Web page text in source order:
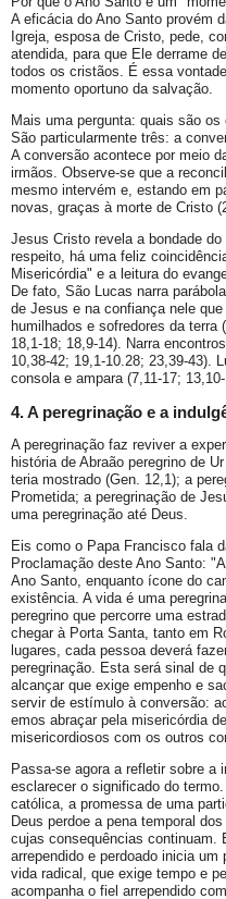
A eficácia do Ano Santo provém
Igreja, esposa de Cristo, pede,
atendida, para que Ele derrame
todos os cristãos. É essa
momento oportuno da salvação.
Mais uma pergunta: quais são
São particularmente três: a
A conversão acontece por meio
irmãos. Observe-se que a
mesmo intervém e, estando em
novas, graças à morte de Cristo
Jesus Cristo revela a bondade
respeito, há uma feliz
Misericórdia" e a leitura do
De fato, São Lucas narra
de Jesus e na confiança nele
humilhados e sofredores da terra
18,1-18; 18,9-14). Narra
10,38-42; 19,1-10.28; 23,39-43).
consola e ampara (7,11-17;
4. A peregrinação e a
A peregrinação faz reviver a
história de Abraão peregrino de
teria mostrado (Gen. 12,1); a
Prometida; a peregrinação de
uma peregrinação até Deus.
Eis como o Papa Francisco fala
Proclamação deste Ano Santo:
Ano Santo, enquanto ícone do
existência. A vida é uma
peregrino que percorre uma
chegar à Porta Santa, tanto em
lugares, cada pessoa deverá
peregrinação. Esta será sinal de
alcançar que exige empenho e
servir de estímulo à conversão:
emos abraçar pela misericórdia
misericordiosos com os outros
Passa-se agora a refletir sobre a
esclarecer o significado do
católica, a promessa de uma
Deus perdoe a pena temporal
cujas consequências continuam.
arrependido e perdoado inicia
vida radical, que exige tempo e
acompanha o fiel arrependido